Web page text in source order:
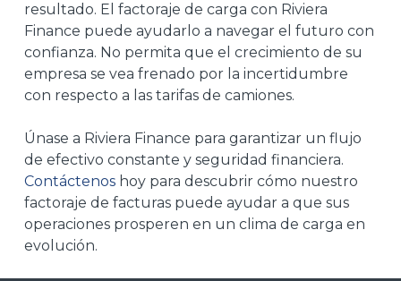
resultado. El factoraje de carga con Riviera
Finance puede ayudarlo a navegar el futuro con
confianza. No permita que el crecimiento de su
empresa se vea frenado por la incertidumbre
con respecto a las tarifas de camiones.
Únase a Riviera Finance para garantizar un flujo
de efectivo constante y seguridad financiera.
Contáctenoshoy para descubrir cómo nuestro
factoraje de facturas puede ayudar a que sus
operaciones prosperen en un clima de carga en
evolución.